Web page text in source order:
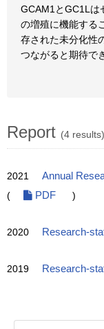
GCAM1とGC1Lは
の増殖に機能する
存された未分化性
つながると期待で
Report (4 results)
2021 Annual
(
PDF )
2020 Research-
2019 Research-